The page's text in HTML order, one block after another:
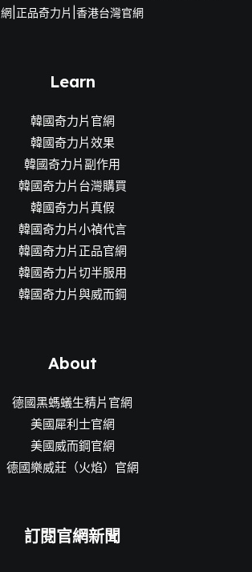
網|正品奇力片|香港台灣官網
Learn
韓國奇力片官網
韓國奇力片效果
韓國奇力片副作用
韓國奇力片台灣購買
韓國奇力片真假
韓國奇力片小禎代言
韓國奇力片正品官網
韓國奇力片切半服用
韓國奇力片與威而鋼
About
德國黑螞蟻生精片官網
美國犀利士官網
美國威而鋼官網
德國樂威莊（火焰）官網
訂閱官網新聞